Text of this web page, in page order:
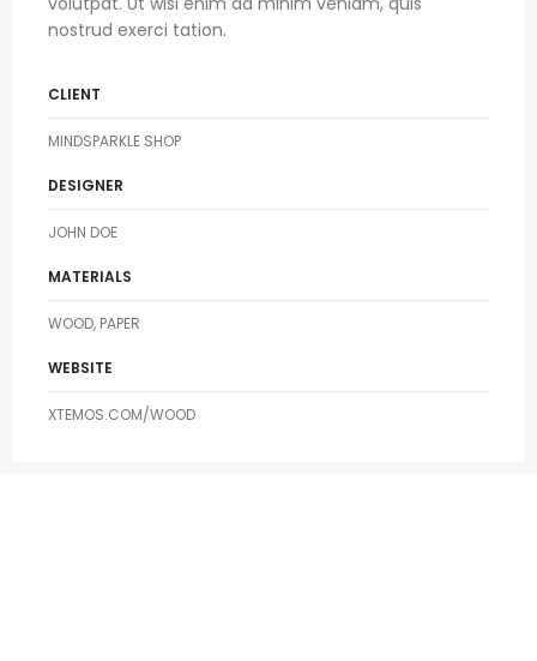
nostrud exerci tation.
CLIENT
MINDSPARKLE SHOP
DESIGNER
JOHN DOE
MATERIALS
WOOD, PAPER
WEBSITE
XTEMOS.COM/WOOD